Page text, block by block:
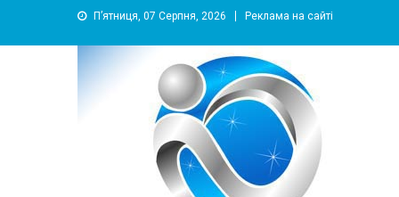
П’ятниця, 07 Серпня, 2026 Реклама на сайті
YUZHNY.INFO
информационный портал города Южный